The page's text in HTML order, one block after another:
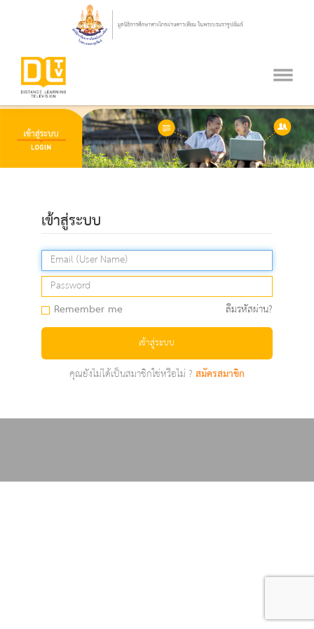
เข้าสู่ระบบ
Remember me ลืมรหัสผ่าน?
เข้าสู่ระบบ
คุณยังไม่ได้เป็นสมาชิกใช่หรือไม่ ?สมัครสมาชิก